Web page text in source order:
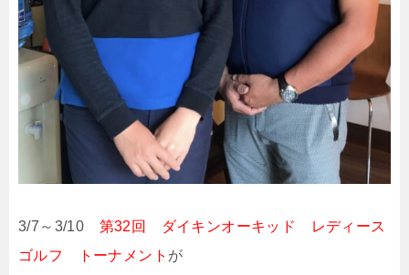
3/7～3/10 第32回 ダイキンオーキッド レディース
ゴルフ トーナメント が